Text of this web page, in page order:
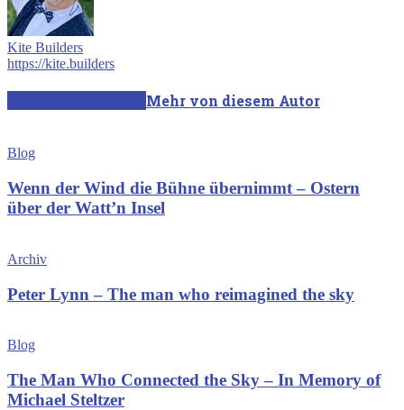
Kite Builders
https://kite.builders
Mehr von diesem Autor
Blog
Wenn der Wind die Bühne übernimmt – Ostern
über der Watt’n Insel
Archiv
Peter Lynn – The man who reimagined the sky
Blog
The Man Who Connected the Sky – In Memory of
Michael Steltzer